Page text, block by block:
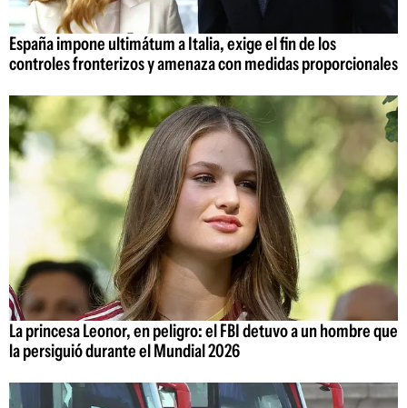
España impone ultimátum a Italia, exige el fin de los
controles fronterizos y amenaza con medidas proporcionales
La princesa Leonor, en peligro: el FBI detuvo a un hombre que
la persiguió durante el Mundial 2026